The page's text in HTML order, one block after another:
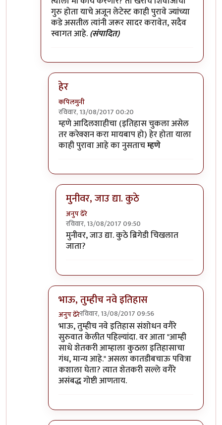
गुरु होता याचे अजून लेटेस्ट काही पुरावे ज्यांच्या
कडे असतील त्यांनी जरूर सादर करावेत, सदैव
स्वागत आहे.(संपादित)
हेर
कपिलमुनी
रविवार, 13/08/2017 00:20
In reply toमुनी जी ...!!byविशुमित
म्हणे आदिलशाहीचा (इतिहास चुकला असेल
तर करेक्शन करा मायबाप हो) हेर होता याला
काही पुरावा आहे का नुसताचम्हणे
मुनीवर, जाउ द्या. कुठे
अनुप ढेरे
रविवार, 13/08/2017 09:50
In reply toहेरbyकपिलमुनी
मुनीवर, जाउ द्या. कुठे ब्रिगेडी चिखलात
जाता?
भाऊ, तुम्हीच नवे इतिहास
अनुप ढेरेरविवार, 13/08/2017 09:56
In reply toमुनी जी ...!!byविशुमित
भाऊ, तुम्हीच नवे इतिहास संशोधन वगैरे
सुरुवात केलीत पहिल्यांदा. वर आता "आम्ही
साधे शेतकरी आम्हाला कुठला इतिहासाचा
गंध, मान्य आहे." असला कातडीबचाऊ पवित्रा
कशाला घेता? त्यात शेतकरी सल्ले वगैरे
असंबद्ध गोष्टी आणताय.